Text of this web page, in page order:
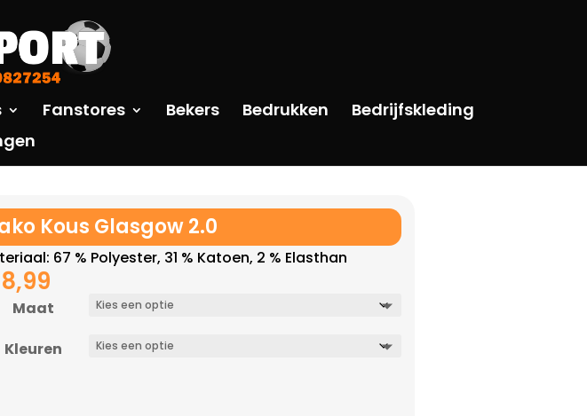
Fanstores Bekers Bedrukken
Bedrijfskleding
Kous Glasgow 2.0
67 % Polyester, 31 % Katoen, 2 % Elasthan
8,99
Maat
Kleuren